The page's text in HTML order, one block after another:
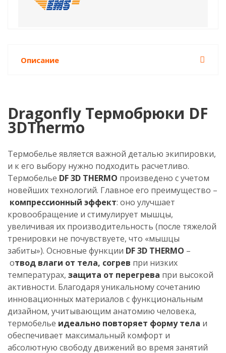
Описание
Dragonfly Термобрюки DF
3DThermo
Термобелье является важной деталью экипировки,
и к его выбору нужно подходить расчетливо.
Термобелье DF 3D THERMO произведено с учетом
новейших технологий. Главное его преимущество –
компрессионный эффект: оно улучшает
кровообращение и стимулирует мышцы,
увеличивая их производительность (после тяжелой
тренировки не почувствуете, что «мышцы
забиты»). Основные функции DF 3D THERMO –
отвод влаги от тела, согрев при низких
температурах, защита от перегрева при высокой
активности. Благодаря уникальному сочетанию
инновационных материалов с функциональным
дизайном, учитывающим анатомию человека,
термобелье идеально повторяет форму тела и
обеспечивает максимальный комфорт и
абсолютную свободу движений во время занятий